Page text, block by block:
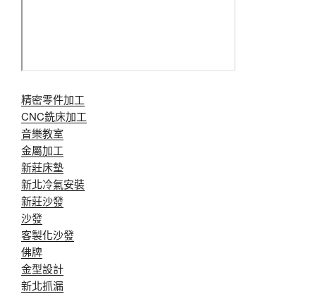
精密零件加工
CNC銑床加工
音樂教室
金屬加工
新莊床墊
新北冷氣安裝
新莊沙發
沙發
客製化沙發
佛牌
金型設計
新北抓漏